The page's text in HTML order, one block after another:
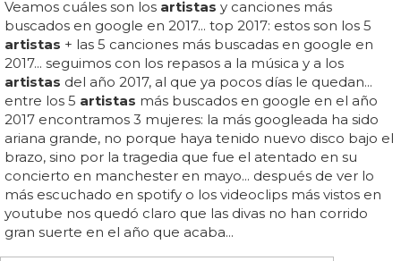
EL 11 DE DICIEMBRE EN EL WEMBLEY ARENA
Adele cantará por primera vez desde su
operación en la final de 'X Factor'
Otrosartistasya contratados son coldplay, que
seguramente canten con janet devlin y michael bublé...
adele es una de lasartistaselegidas para actuar en la
final del 'x factor' británico, que tendrá lugar en el estadio
de wembley, en londres, el próximo 11 de diciembre...
como bien sabes, losartistasque actúan en la final
llevan a cabo un dueto con uno de los finalistas, y de
hecho ya suenan los nombres de amelia lily (la
recuperada) o marcus (el futurible ganador) como